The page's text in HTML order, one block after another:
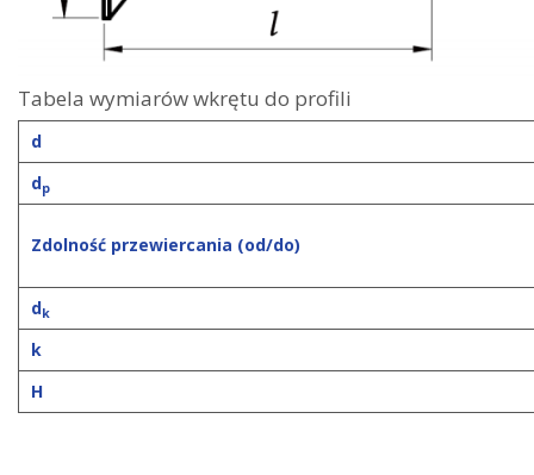
Tabela wymiarów wkrętu do profili
d
dp
Zdolność przewiercania (od/do)
dk
k
H